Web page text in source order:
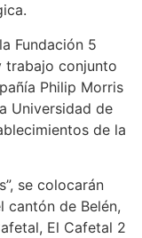
Fundación 5
trabajo conjunto
Philip Morris
Universidad de
de la
se colocarán
cantón de Belén,
El Cafetal 2